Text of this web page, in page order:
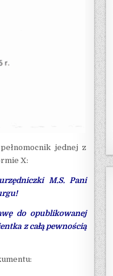
jednej z
X:
M.S. Pani
do opublikowanej
z całą pewnością